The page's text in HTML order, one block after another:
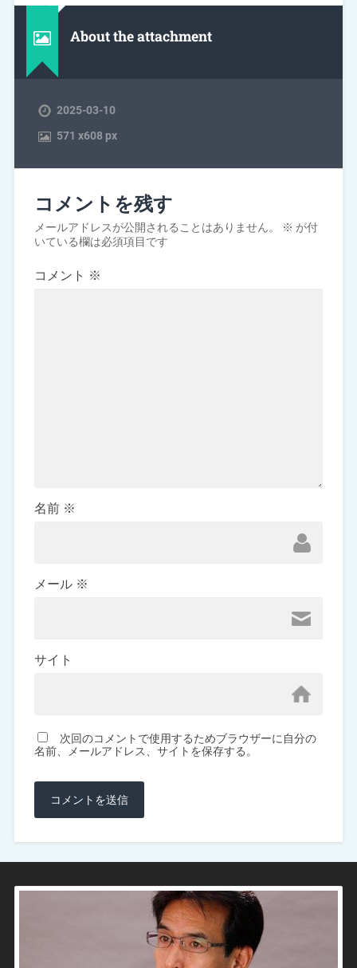
About the attachment
2025-03-10
571 x608 px
コメントを残す
メールアドレスが公開されることはありません。 ※ が付
いている欄は必須項目です
コメント ※
名前 ※
メール ※
サイト
次回のコメントで使用するためブラウザーに自分の
名前、メールアドレス、サイトを保存する。